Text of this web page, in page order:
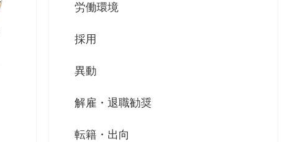
労働環境
採用
異動
解雇・退職勧奨
転籍・出向